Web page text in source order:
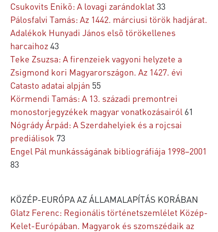
Csukovits Enikõ: A lovagi zarándoklat 33
Pálosfalvi Tamás: Az 1442. márciusi török hadjárat.
Adalékok Hunyadi János elsõ törökellenes
harcaihoz43
Teke Zsuzsa: A firenzeiek vagyoni helyzete a
Zsigmond kori Magyarországon. Az 1427. évi
Catasto adatai alpján 55
Körmendi Tamás: A 13. századi premontrei
monostorjegyzékek magyar vonatkozásairól 61
Nógrády Árpád: A Szerdahelyiek és a rojcsai
prediálisok 73
Engel Pál munkásságának bibliográfiája 1998–2001
83
KÖZÉP-EURÓPA AZ ÁLLAMALAPÍTÁS KORÁBAN
Glatz Ferenc: Regionális történetszemlélet Közép-
Kelet-Európában. Magyarok és szomszédaik az